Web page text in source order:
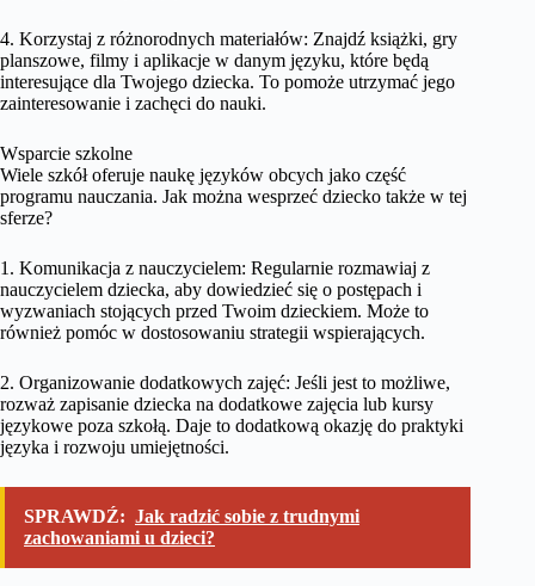
4. Korzystaj z różnorodnych materiałów: Znajdź książki, gry
planszowe, filmy i aplikacje w danym języku, które będą
interesujące dla Twojego dziecka. To pomoże utrzymać jego
zainteresowanie i zachęci do nauki.
Wsparcie szkolne
Wiele szkół oferuje naukę języków obcych jako część
programu nauczania. Jak można wesprzeć dziecko także w tej
sferze?
1. Komunikacja z nauczycielem: Regularnie rozmawiaj z
nauczycielem dziecka, aby dowiedzieć się o postępach i
wyzwaniach stojących przed Twoim dzieckiem. Może to
również pomóc w dostosowaniu strategii wspierających.
2. Organizowanie dodatkowych zajęć: Jeśli jest to możliwe,
rozważ zapisanie dziecka na dodatkowe zajęcia lub kursy
językowe poza szkołą. Daje to dodatkową okazję do praktyki
języka i rozwoju umiejętności.
SPRAWDŹ: Jak radzić sobie z trudnymi
zachowaniami u dzieci?